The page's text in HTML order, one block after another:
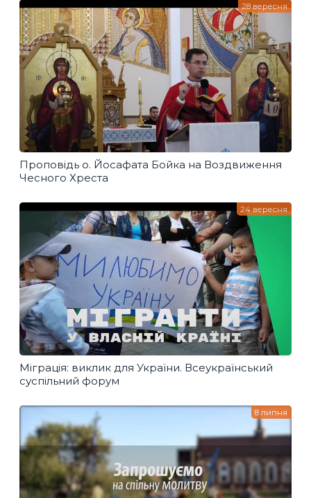
Проповідь о. Йосафата Бойка на Воздвиження
Чесного Хреста
28 вересня
Міграція: виклик для України. Всеукраїнський
суспільний форум
24 вересня
8 липня